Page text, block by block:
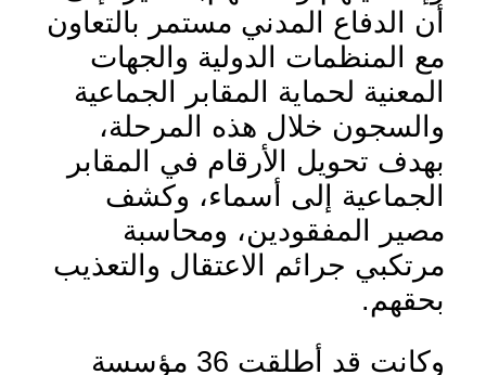
أن الدفاع المدني مستمر بالتعاون
مع المنظمات الدولية والجهات
المعنية لحماية المقابر الجماعية
والسجون خلال هذه المرحلة،
بهدف تحويل الأرقام في المقابر
الجماعية إلى أسماء، وكشف
مصير المفقودين، ومحاسبة
مرتكبي جرائم الاعتقال والتعذيب
بحقهم.
وكانت قد أطلقت 36 مؤسسة